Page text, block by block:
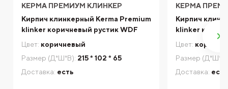
КЕРМА ПРЕМИУМ КЛИНКЕР
Кирпич клинкерный Kerma Premium
klinker коричневый рустик WDF
Цвет: коричневый
Размер (Д*Ш*В): 215 * 102 * 65
Доставка: есть
КЕРМА
Кирпич
klinker
Цвет:
Размер
Доставка: есть